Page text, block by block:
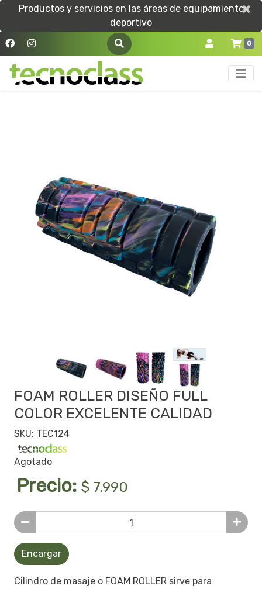
Productos y servicios en las áreas de equipamiento
deportivo
×
×
0
FOAM ROLLER DISEÑO FULL
COLOR EXCELENTE CALIDAD
SKU: TEC124
Agotado
Precio: $ 7.990
Encargar
Cilindro de masaje o FOAM ROLLER sirve para